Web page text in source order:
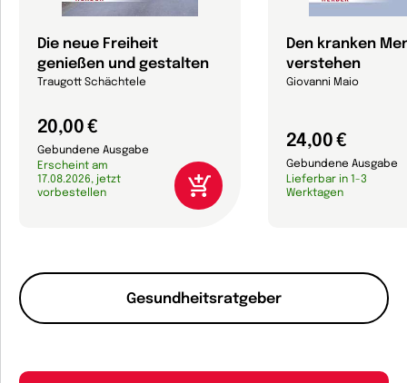
Gesundheitsratgeber
Die neue Freiheit
genießen und gestalten
Traugott Schächtele
20,00 €
Gebundene Ausgabe
Erscheint am
17.08.2026, jetzt
vorbestellen
Den kranken
verstehen
Giovanni Maio
24,00 €
Gebundene Ausgabe
Lieferbar in 1-3
Werktagen